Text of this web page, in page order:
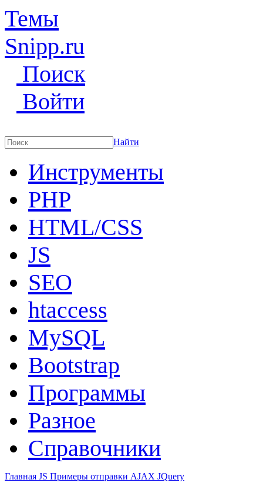
Темы
Snipp.ru
Поиск
Войти
Найти
Инструменты
PHP
HTML/CSS
JS
SEO
htaccess
MySQL
Bootstrap
Программы
Разное
Справочники
Главная JS Примеры отправки AJAX JQuery